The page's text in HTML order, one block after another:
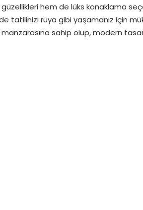
hem de lüks konaklama
tatilinizi rüya gibi yaşamanız için
sahip olup, modern